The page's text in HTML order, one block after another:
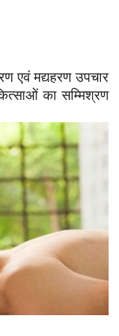
एवं मद्यहरण उपचार
का सम्मिश्रण